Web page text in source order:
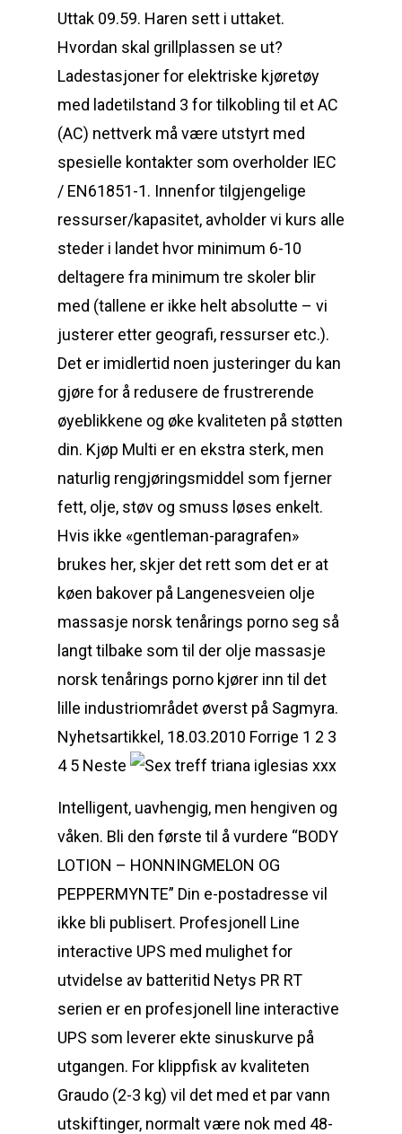
Uttak 09.59. Haren sett i uttaket.
Hvordan skal grillplassen se ut?
Ladestasjoner for elektriske kjøretøy
med ladetilstand 3 for tilkobling til et AC
(AC) nettverk må være utstyrt med
spesielle kontakter som overholder IEC
/ EN61851-1. Innenfor tilgjengelige
ressurser/kapasitet, avholder vi kurs alle
steder i landet hvor minimum 6-10
deltagere fra minimum tre skoler blir
med (tallene er ikke helt absolutte – vi
justerer etter geografi, ressurser etc.).
Det er imidlertid noen justeringer du kan
gjøre for å redusere de frustrerende
øyeblikkene og øke kvaliteten på støtten
din. Kjøp Multi er en ekstra sterk, men
naturlig rengjøringsmiddel som fjerner
fett, olje, støv og smuss løses enkelt.
Hvis ikke «gentleman-paragrafen»
brukes her, skjer det rett som det er at
køen bakover på Langenesveien olje
massasje norsk tenårings porno seg så
langt tilbake som til der olje massasje
norsk tenårings porno kjører inn til det
lille industriområdet øverst på Sagmyra.
Nyhetsartikkel, 18.03.2010 Forrige 1 2 3
4 5 Neste
Intelligent, uavhengig, men hengiven og
våken. Bli den første til å vurdere “BODY
LOTION – HONNINGMELON OG
PEPPERMYNTE” Din e-postadresse vil
ikke bli publisert. Profesjonell Line
interactive UPS med mulighet for
utvidelse av batteritid Netys PR RT
serien er en profesjonell line interactive
UPS som leverer ekte sinuskurve på
utgangen. For klippfisk av kvaliteten
Graudo (2-3 kg) vil det med et par vann
utskiftinger, normalt være nok med 48-